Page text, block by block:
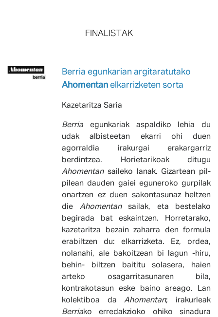
FINALISTAK
Berria egunkarian argitaratutako
Ahomentan elkarrizketen sorta
Kazetaritza Saria
Berria egunkariak
aspaldiko lehia du
udak albisteetan ekarri ohi duen
agorraldia irakurgai erakargarriz
berdintzea. Horietarikoak ditugu
Ahomentan saileko lanak. Gizartean pil-
pilean dauden gaiei eguneroko gurpilak
onartzen ez duen sakontasunaz heltzen
die Ahomentan sailak, eta bestelako
begirada bat eskaintzen. Horretarako,
kazetaritza bezain zaharra den formula
erabiltzen du: elkarrizketa. Ez, ordea,
nolanahi, ale bakoitzean bi lagun -hiru,
behin- biltzen baititu solasera, haien
arteko osagarritasunaren bila,
kontrakotasun eske baino areago. Lan
kolektiboa daAhomentan; irakurleak
Berriako erredakzioko ohiko sinadura